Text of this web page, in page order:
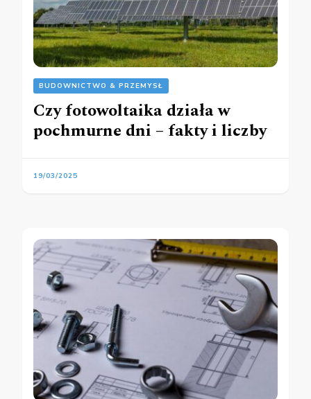
BUDOWNICTWO & PRZEMYSŁ
Czy fotowoltaika działa w
pochmurne dni – fakty i liczby
19/03/2025